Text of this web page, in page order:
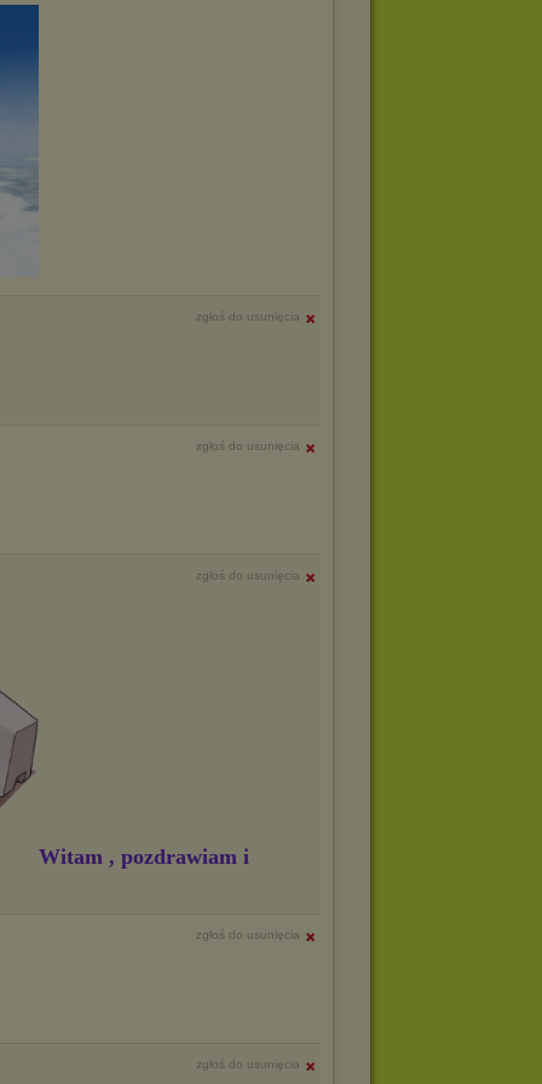
zgłoś do usunięcia
zgłoś do usunięcia
zgłoś do usunięcia
Witam , pozdrawiam i
zgłoś do usunięcia
zgłoś do usunięcia